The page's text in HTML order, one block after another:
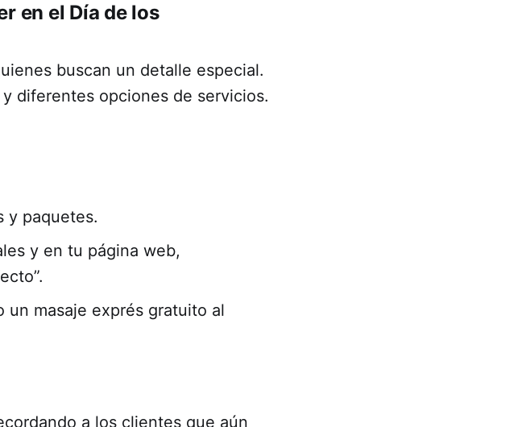
en el Día de los
buscan un detalle especial.
diferentes opciones de servicios.
y paquetes.
y en tu página web,
masaje exprés gratuito al
a los clientes que aún